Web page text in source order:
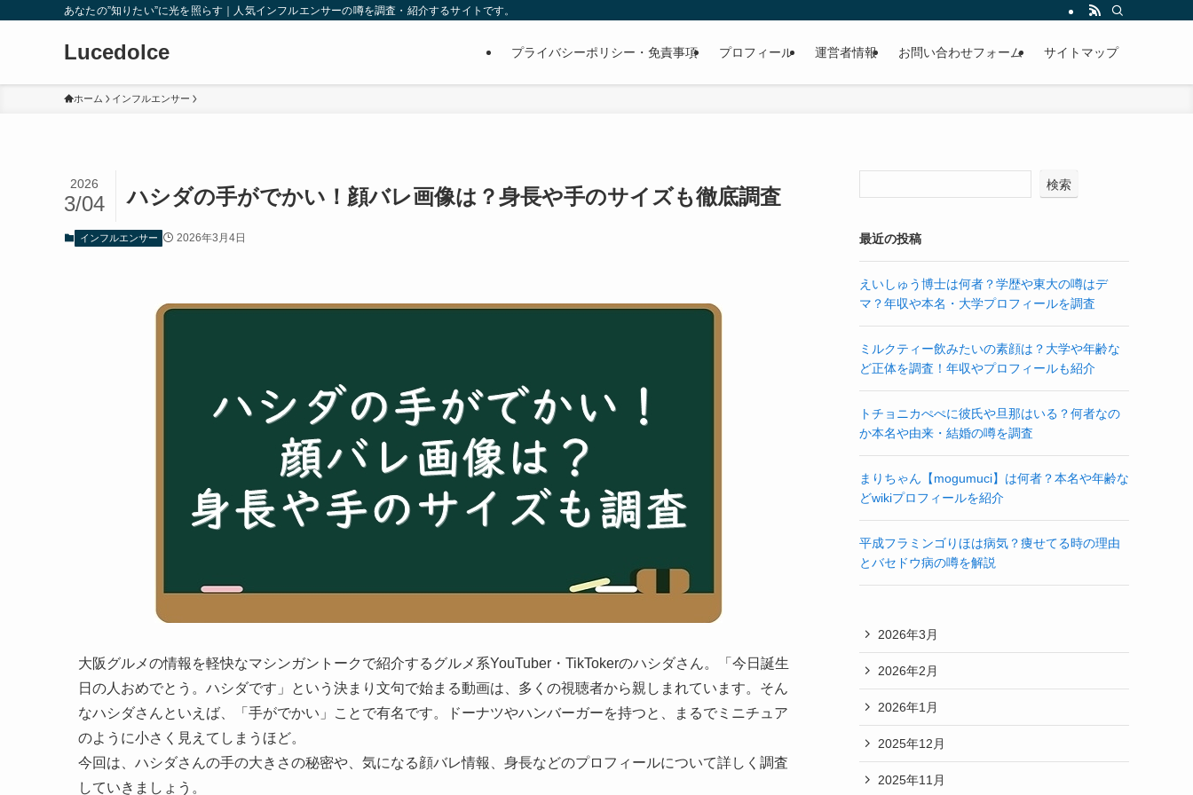
あなたの”知りたい”に光を照らす｜人気インフルエンサーの噂を調査・紹介するサイトです。
Lucedolce プライバシーポリシー・免責事項 プロフィール 運営者情報 お問い合わせフォーム サイトマップ
ホーム インフルエンサー
ハシダの手がでかい！顔バレ画像は？身長や手のサイズも徹底調査
2026
3/04
インフルエンサー 2026年3月4日
大阪グルメの情報を軽快なマシンガントークで紹介するグルメ系YouTuber・TikTokerのハシダさん。「今日誕生
日の人おめでとう。ハシダです」という決まり文句で始まる動画は、多くの視聴者から親しまれています。そん
なハシダさんといえば、「手がでかい」ことで有名です。ドーナツやハンバーガーを持つと、まるでミニチュア
のように小さく見えてしまうほど。
今回は、ハシダさんの手の大きさの秘密や、気になる顔バレ情報、身長などのプロフィールについて詳しく調査
していきましょう。
検索
最近の投稿
えいしゅう博士は何者？学歴や東大の噂はデ
マ？年収や本名・大学プロフィールを調査
ミルクティー飲みたいの素顔は？大学や年齢な
ど正体を調査！年収やプロフィールも紹介
トチョニカぺぺに彼氏や旦那はいる？何者なの
か本名や由来・結婚の噂を調査
まりちゃん【mogumuci】は何者？本名や年齢な
どwikiプロフィールを紹介
平成フラミンゴりほは病気？痩せてる時の理由
とバセドウ病の噂を解説
2026年3月
2026年2月
2026年1月
2025年12月
2025年11月